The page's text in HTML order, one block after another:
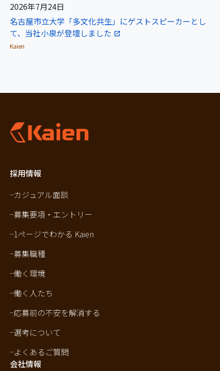
2026年7月24日
名古屋市立大学「多文化共生」にゲストスピーカーとし
て、当社小泉が登壇しました
Kaien
採用情報
カジュアル面談
募集要項・エントリー
1ページでわかる Kaien
募集職種
働く環境
働く人たち
応募前の不安を解消する
選考について
よくあるご質問
会社情報